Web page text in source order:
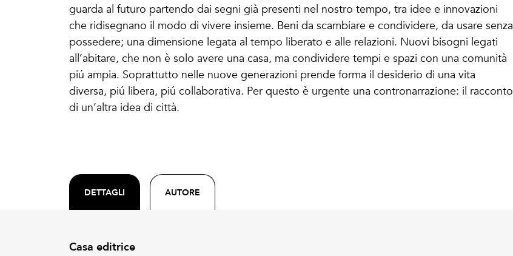
guarda al futuro partendo dai segni già presenti nel nostro tempo, tra idee e innovazioni
che ridisegnano il modo di vivere insieme. Beni da scambiare e condividere, da usare senza
possedere; una dimensione legata al tempo liberato e alle relazioni. Nuovi bisogni legati
all’abitare, che non è solo avere una casa, ma condividere tempi e spazi con una comunità
piú ampia. Soprattutto nelle nuove generazioni prende forma il desiderio di una vita
diversa, piú libera, piú collaborativa. Per questo è urgente una contronarrazione: il racconto
di un’altra idea di città.
DETTAGLI AUTORE
Casa editrice